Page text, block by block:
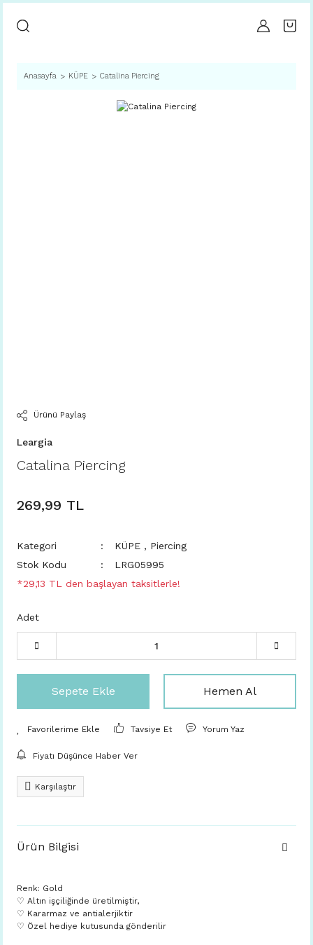
Anasayfa KÜPE Catalina Piercing
Ürünü Paylaş
Leargia
Catalina Piercing
269,99 TL
Kategori KÜPE , Piercing
Stok Kodu
LRG05995
*29,13 TL den başlayan taksitlerle!
Adet
Sepete Ekle Hemen Al
Tavsiye Et Yorum Yaz
Fiyatı Düşünce Haber Ver
Karşılaştır
Ürün Bilgisi
Renk: Gold
♡ Altın işçiliğinde üretilmiştir,
♡ Kararmaz ve antialerjiktir
♡ Özel hediye kutusunda gönderilir